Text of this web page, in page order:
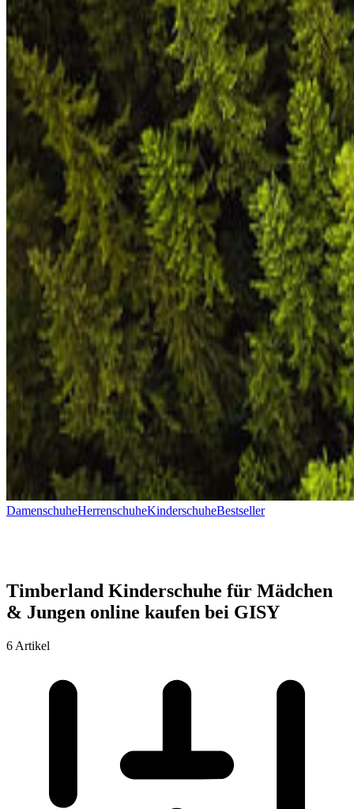
DamenschuheHerrenschuheKinderschuheBestseller
Timberland Kinderschuhe für Mädchen
& Jungen online kaufen bei GISY
6 Artikel